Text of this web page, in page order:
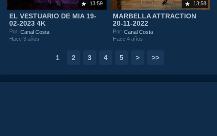
13:59
EL VESTUARIO DE MIA 19-
02-2023 4K
Por:Canal Costa
Hace 3 años
13:58
MARBELLA ATTRACTION
20-11-2022
Por:Canal Costa
Hace 4 años
1 2 3 4 5 > >>